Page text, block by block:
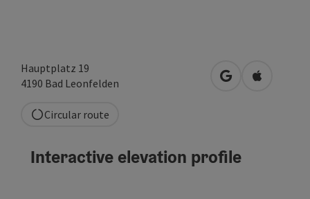
Hauptplatz 19
4190 Bad Leonfelden open in Google
Open in
Circular route
Interactive elevation profile